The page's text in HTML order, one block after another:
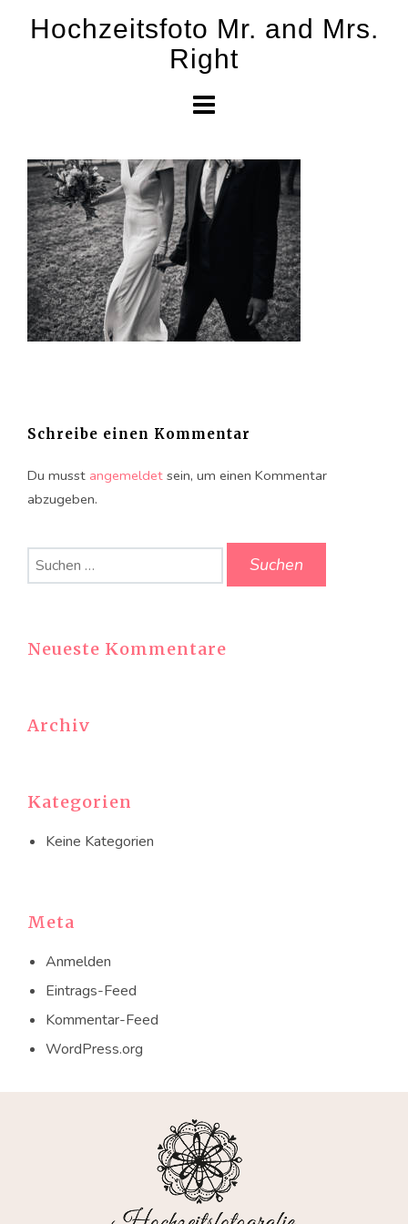
Hochzeitsfoto Mr. and Mrs.
Right
Schreibe einen Kommentar
Du musst angemeldet sein, um einen Kommentar
abzugeben.
Suchen
nach:
Neueste Kommentare
Archiv
Kategorien
Keine Kategorien
Meta
Anmelden
Eintrags-Feed
Kommentar-Feed
WordPress.org